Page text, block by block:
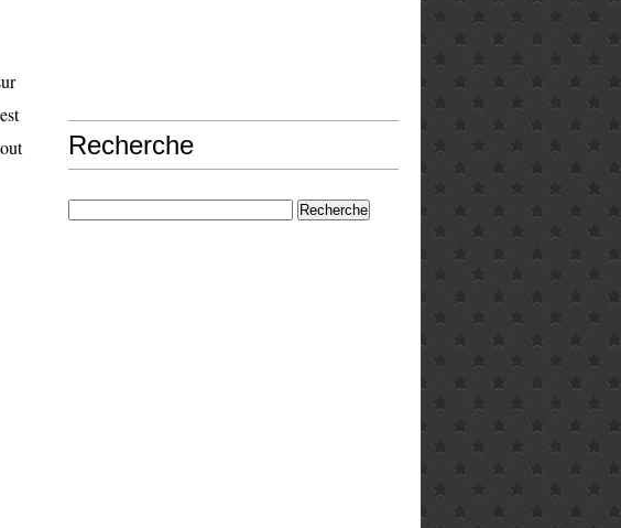
Recherche